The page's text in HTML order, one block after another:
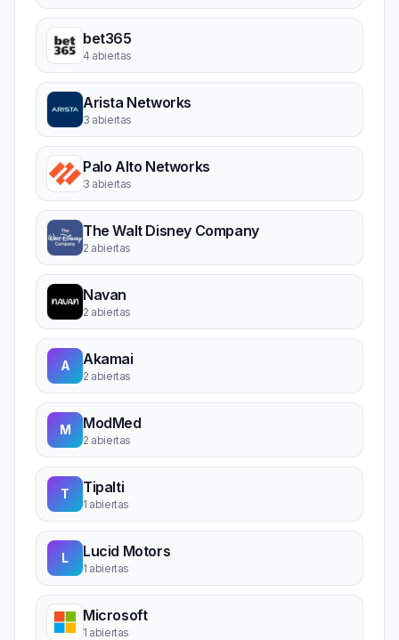
bet365
4 abiertas
Arista Networks
3 abiertas
Palo Alto Networks
3 abiertas
The Walt Disney Company
2 abiertas
Navan
2 abiertas
A Akamai
2 abiertas
M ModMed
2 abiertas
T Tipalti
1 abiertas
L Lucid Motors
1 abiertas
Microsoft
1 abiertas